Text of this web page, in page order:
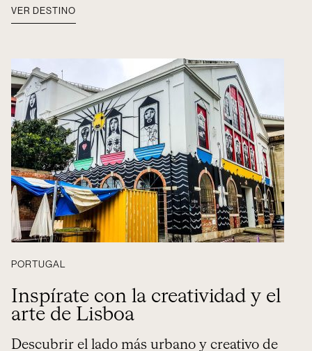
VER DESTINO
PORTUGAL
Inspírate con la creatividad y el
arte de Lisboa
Descubrir el lado más urbano y creativo de